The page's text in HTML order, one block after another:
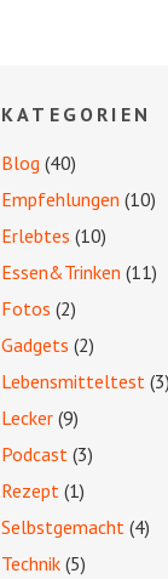
KATEGORIEN
Blog (40)
Empfehlungen (10)
Erlebtes (10)
Essen&Trinken (11)
Fotos (2)
Gadgets (2)
Lebensmitteltest (3)
Lecker (9)
Podcast (3)
Rezept (1)
Selbstgemacht (4)
Technik (5)